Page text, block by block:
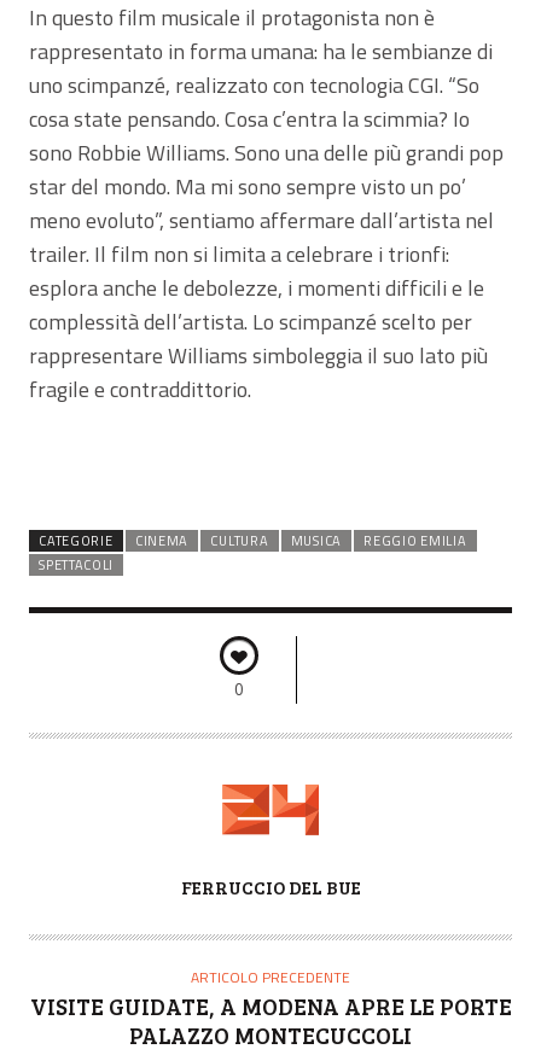
In questo film musicale il protagonista non è
rappresentato in forma umana: ha le sembianze di
uno scimpanzé, realizzato con tecnologia CGI. “So
cosa state pensando. Cosa c’entra la scimmia? Io
sono Robbie Williams. Sono una delle più grandi pop
star del mondo. Ma mi sono sempre visto un po’
meno evoluto”, sentiamo affermare dall’artista nel
trailer. Il film non si limita a celebrare i trionfi:
esplora anche le debolezze, i momenti difficili e le
complessità dell’artista. Lo scimpanzé scelto per
rappresentare Williams simboleggia il suo lato più
fragile e contraddittorio.
CATEGORIE CINEMA CULTURA MUSICA
REGGIO EMILIA
SPETTACOLI
0
T
R
FERRUCCIO DEL BUE
ARTICOLO PRECEDENTE
VISITE GUIDATE, A MODENA APRE LE PORTE
PALAZZO MONTECUCCOLI